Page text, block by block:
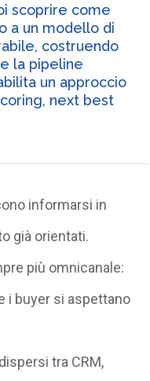
scoprire come
a un modello di
costruendo
la pipeline
un approccio
next best
informarsi in
già orientati.
più omnicanale:
i buyer si aspettano
tra CRM,